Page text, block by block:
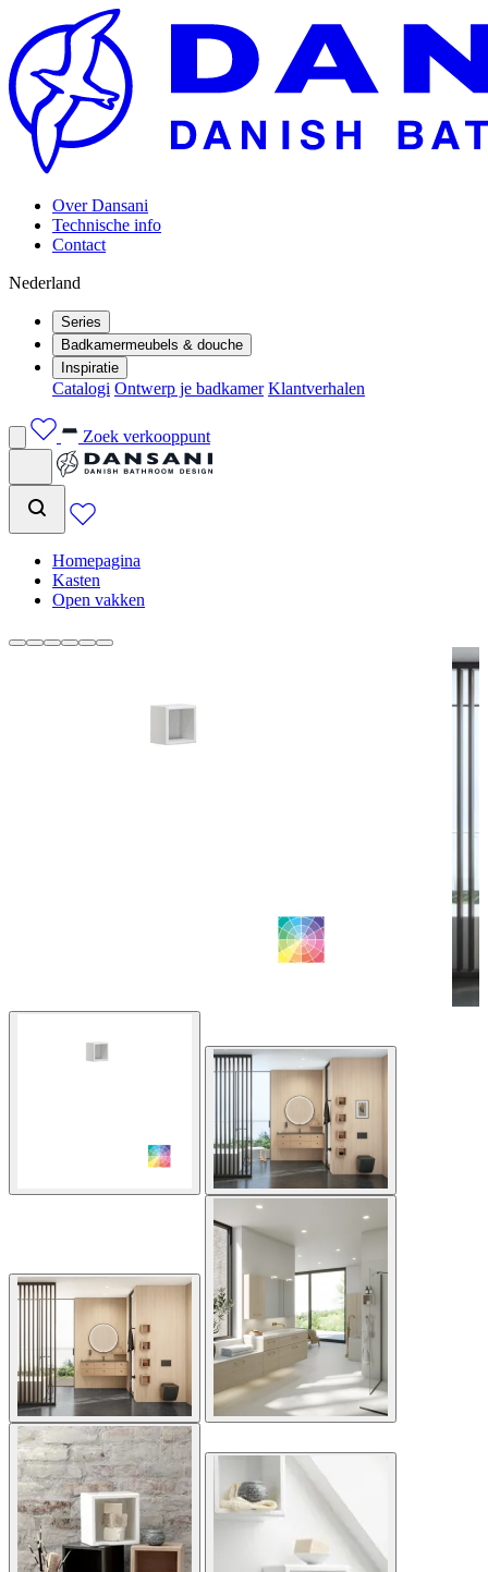
Over Dansani
Technische info
Contact
Nederland
Series
Badkamermeubels & douche
Inspiratie
Catalogi Ontwerp je badkamer Klantverhalen
Zoek verkooppunt
Homepagina
Kasten
Open vakken